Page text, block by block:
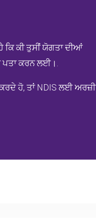
ਕੀ ਤੁਸੀਂ ਯੋਗਤਾ ਦੀਆਂ
ਕਰਨ ਲਈ।.
ਹੋ, ਤਾਂ NDIS ਲਈ ਅਰਜ਼ੀ